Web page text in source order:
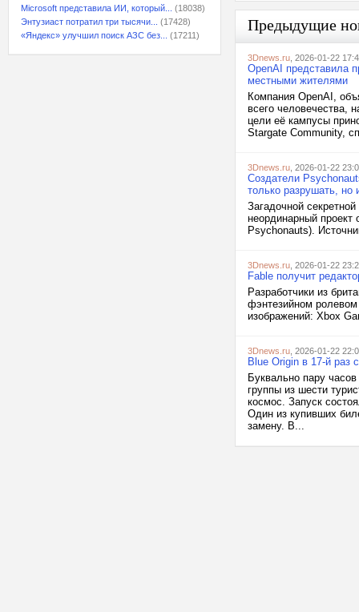
Microsoft представила ИИ, который...
(18038)
Энтузиаст потратил три тысячи...
(17428)
«Яндекс» улучшил поиск АЗС без...
(17211)
Предыдущие
3Dnews.ru , 2026-01-22
OpenAI представила
местными жителями
Компания OpenAI,
всего человечества,
цели её кампусы
Stargate Community,
3Dnews.ru , 2026-01-22
Создатели
только разрушать, но
Загадочной
неординарный проект
Psychonauts).
3Dnews.ru , 2026-01-22
Fable получит
Разработчики из
фэнтезийном ролевом
изображений: Xbox
3Dnews.ru , 2026-01-22
Blue Origin в 17-й раз
Буквально пару
группы из шести
космос. Запуск
Один из купивших
замену. В...